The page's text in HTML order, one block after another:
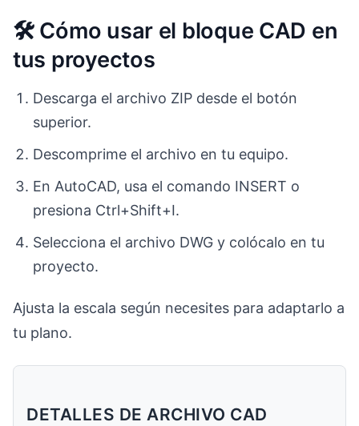
🛠️ Cómo usar el bloque CAD en
tus proyectos
Descarga el archivo ZIP desde el botón
superior.
Descomprime el archivo en tu equipo.
En AutoCAD, usa el comando INSERT o
presiona Ctrl+Shift+I.
Selecciona el archivo DWG y colócalo en tu
proyecto.
Ajusta la escala según necesites para adaptarlo a
tu plano.
DETALLES DE ARCHIVO CAD